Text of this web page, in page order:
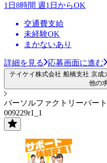
1日8時間 週1日からOK
交通費支給
未経験OK
まかないあり
詳細を見る 応募画面に進む
テイケイ株式会社 船橋支社 京
他の
パーソルファクトリーパー
009229r1_1